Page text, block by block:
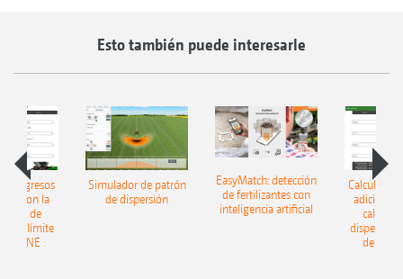
Esto también puede interesarle
ingresos
con la
de
en límite
Simulador de patrón
de dispersión
EasyMatch: detección
de fertilizantes con
inteligencia artificial
Calcular
dispersión
de